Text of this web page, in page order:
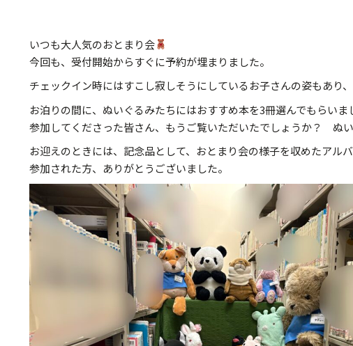
いつも大人気のおとまり会
今回も、受付開始からすぐに予約が埋まりました。
チェックイン時にはすこし寂しそうにしているお子さんの姿もあり
お泊りの間に、ぬいぐるみたちにはおすすめ本を3冊選んでもらいま
参加してくださった皆さん、もうご覧いただいたでしょうか？ ぬ
お迎えのときには、記念品として、おとまり会の様子を収めたアル
参加された方、ありがとうございました。